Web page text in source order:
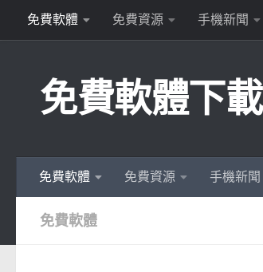
Skip to content
免費軟體 免費資源 手機新聞
免費軟體下載
免費軟體 免費資源 手機新聞
免費軟體